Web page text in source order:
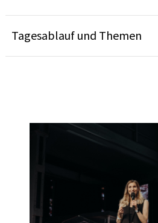
Tagesablauf und Themen